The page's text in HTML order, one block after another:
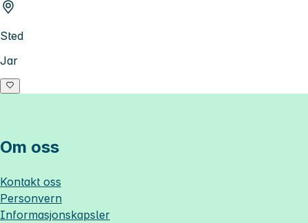
Sted
Jar
Om oss
Kontakt oss
Personvern
Informasjonskapsler